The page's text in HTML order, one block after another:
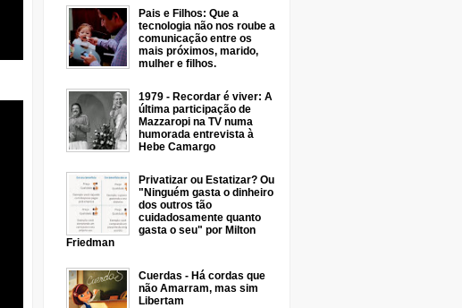
Pais e Filhos: Que a
tecnologia não nos roube a
comunicação entre os
mais próximos, marido,
mulher e filhos.
1979 - Recordar é viver: A
última participação de
Mazzaropi na TV numa
humorada entrevista à
Hebe Camargo
Privatizar ou Estatizar? Ou
"Ninguém gasta o dinheiro
dos outros tão
cuidadosamente quanto
gasta o seu" por Milton
Friedman
Cuerdas - Há cordas que
não Amarram, mas sim
Libertam